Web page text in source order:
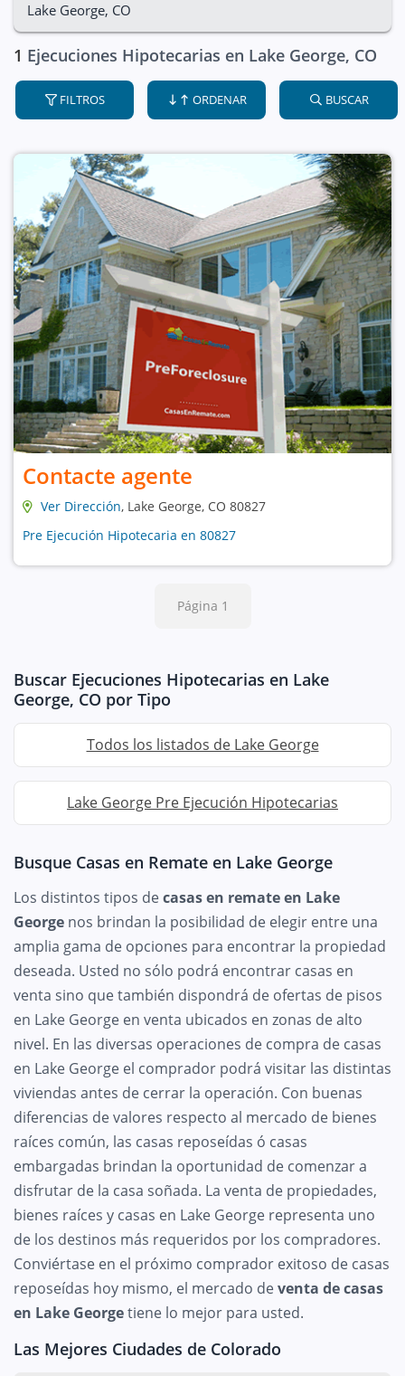
Lake George, CO
1 Ejecuciones Hipotecarias en Lake George, CO
FILTROS ORDENAR BUSCAR
Contacte agente
Ver Dirección, Lake George, CO 80827
Pre Ejecución Hipotecaria en 80827
Página 1
Buscar Ejecuciones Hipotecarias en Lake
George, CO por Tipo
Todos los listados de Lake George
Lake George Pre Ejecución Hipotecarias
Busque Casas en Remate en Lake George
Los distintos tipos decasas en remate en Lake
George nos brindan la posibilidad de elegir entre una
amplia gama de opciones para encontrar la propiedad
deseada. Usted no sólo podrá encontrar casas en
venta sino que también dispondrá de ofertas de pisos
en Lake George en venta ubicados en zonas de alto
nivel. En las diversas operaciones de compra de casas
en Lake George el comprador podrá visitar las distintas
viviendas antes de cerrar la operación. Con buenas
diferencias de valores respecto al mercado de bienes
raíces común, las casas reposeídas ó casas
embargadas brindan la oportunidad de comenzar a
disfrutar de la casa soñada. La venta de propiedades,
bienes raíces y casas en Lake George representa uno
de los destinos más requeridos por los compradores.
Conviértase en el próximo comprador exitoso de casas
reposeídas hoy mismo, el mercado deventa de casas
en Lake Georgetiene lo mejor para usted.
Las Mejores Ciudades de Colorado